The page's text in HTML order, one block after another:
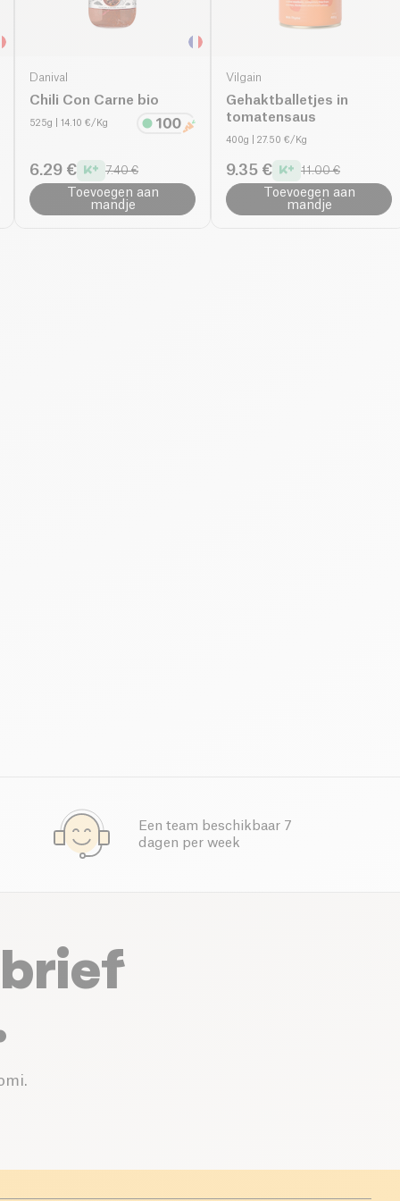
Danival
Chili Con Carne bio
525g | 14.10 €/Kg
6.29 € 7.40 €
Toevoegen aan
mandje
Vilgain
Gehaktballetjes in
tomatensaus
400g | 27.50 €/Kg
9.35 € 11.00 €
Toevoegen aan
mandje
Een team beschikbaar 7
dagen per week